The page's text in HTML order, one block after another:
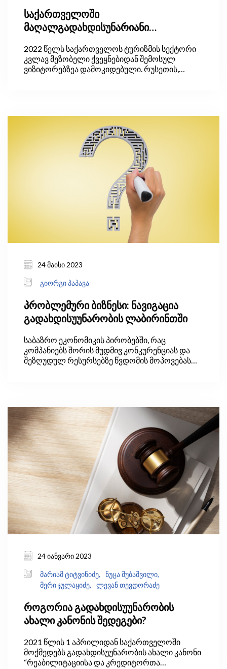
საქართველოში
მაღალგადახდისუნარიანი
2022 წელს საქართველოს ტურიზმის სექტორი
კვლავ მეზობელი ქვეყნებიდან შემოსულ
ვიზიტორებზეა დამოკიდებული. რუსეთის,
24 მაისი 2023
გიორგი პაპავა
პრობლემური ბიზნესი: ნავიგაცია
გადახდისუუნარობის ლაბირინთში
საბაზრო ეკონომიკის პირობებში, რაც
კომპანიებს შორის მუდმივ კონკურენციას და
შეზღუდულ რესურსებზე წვდომის მოპოვებას
ამის გამო ხდება გადახდისუუნარო.
24 იანვარი 2023
მარიამ ტიტვინიძე,
ნუცა შუბაშვილი,
მერი ჯულაყიძე,
ლევან თევდორაძე
როგორია გადახდისუუნარობის
ახალი კანონის შედეგები?
2021 წლის 1 აპრილიდან საქართველოში
მოქმედებს გადახდისუუნარობის ახალი კანონი
“რეაბილიტაციისა და კრედიტორთა